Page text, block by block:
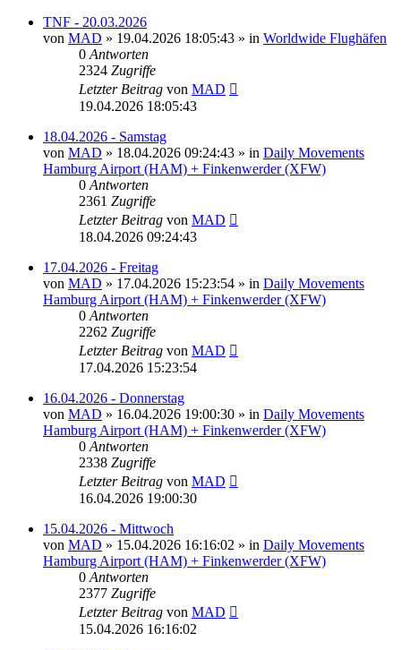
TNF - 20.03.2026
von MAD » 19.04.2026 18:05:43 » in Worldwide Flughäfen
0 Antworten
2324 Zugriffe
Letzter Beitrag von MAD
19.04.2026 18:05:43
18.04.2026 - Samstag
von MAD » 18.04.2026 09:24:43 » in Daily Movements
Hamburg Airport (HAM) + Finkenwerder (XFW)
0 Antworten
2361 Zugriffe
Letzter Beitrag von MAD
18.04.2026 09:24:43
17.04.2026 - Freitag
von MAD » 17.04.2026 15:23:54 » in Daily Movements
Hamburg Airport (HAM) + Finkenwerder (XFW)
0 Antworten
2262 Zugriffe
Letzter Beitrag von MAD
17.04.2026 15:23:54
16.04.2026 - Donnerstag
von MAD » 16.04.2026 19:00:30 » in Daily Movements
Hamburg Airport (HAM) + Finkenwerder (XFW)
0 Antworten
2338 Zugriffe
Letzter Beitrag von MAD
16.04.2026 19:00:30
15.04.2026 - Mittwoch
von MAD » 15.04.2026 16:16:02 » in Daily Movements
Hamburg Airport (HAM) + Finkenwerder (XFW)
0 Antworten
2377 Zugriffe
Letzter Beitrag von MAD
15.04.2026 16:16:02